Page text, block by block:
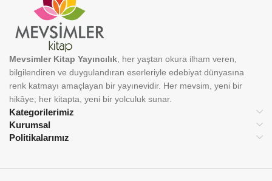
Kategorilerimiz
Kurumsal
Politikalarımız
Mevsimler Kitap Yayıncılık , her yaştan okura ilham veren,
bilgilendiren ve duygulandıran eserleriyle edebiyat dünyasına
renk katmayı amaçlayan bir yayınevidir. Her mevsim, yeni bir
hikâye; her kitapta, yeni bir yolculuk sunar.